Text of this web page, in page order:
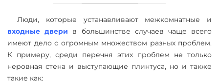
Люди, которые устанавливают межкомнатные и
входные двери в большинстве случаев чаще всего
имеют дело с огромным множеством разных проблем.
К примеру, среди перечня этих проблем не только
неровная стена и выступающие плинтуса, но и также
такие как: